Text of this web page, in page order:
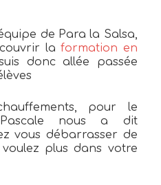
de Para la Salsa,
laformation en
donc allée passée
pour le
Pascale nous a dit
vous débarrasser de
plus dans votre